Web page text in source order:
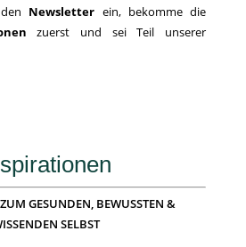
Newsletter ein, bekomme die
zuerst und sei Teil unserer
GESUNDEN, BEWUSSTEN &
SELBST